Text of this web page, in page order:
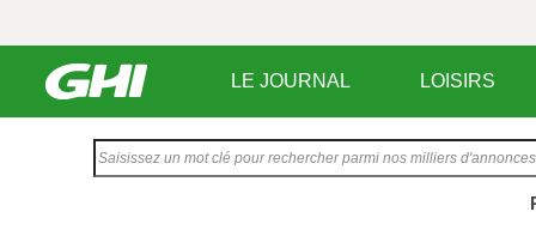
LE JOURNAL LOISIRS